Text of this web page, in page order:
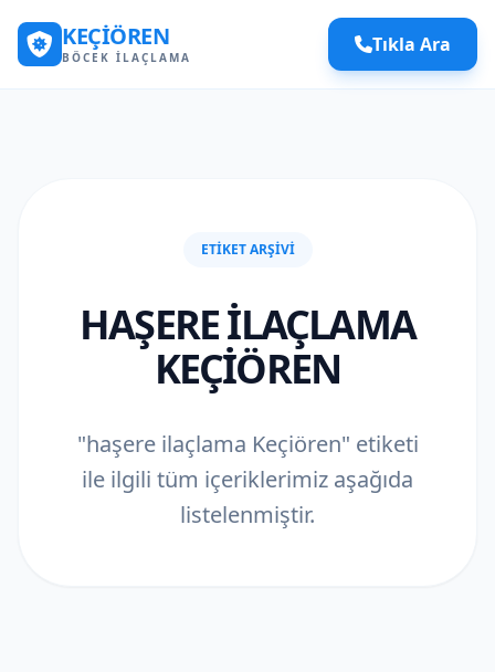
KEÇIÖREN
BÖCEK İLAÇLAMA
Tıkla Ara
ETIKET ARŞIVI
HAŞERE ILAÇLAMA
KEÇIÖREN
"haşere ilaçlama Keçiören" etiketi
ile ilgili tüm içeriklerimiz aşağıda
listelenmiştir.